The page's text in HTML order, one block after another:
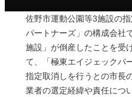
佐野市運動公園等3施設の
パートナーズ」の構成会社
施設」が倒産したことを受
て、「極東エイジェックパ
指定取消しを行うとの市長
業者の選定経緯や責任につ